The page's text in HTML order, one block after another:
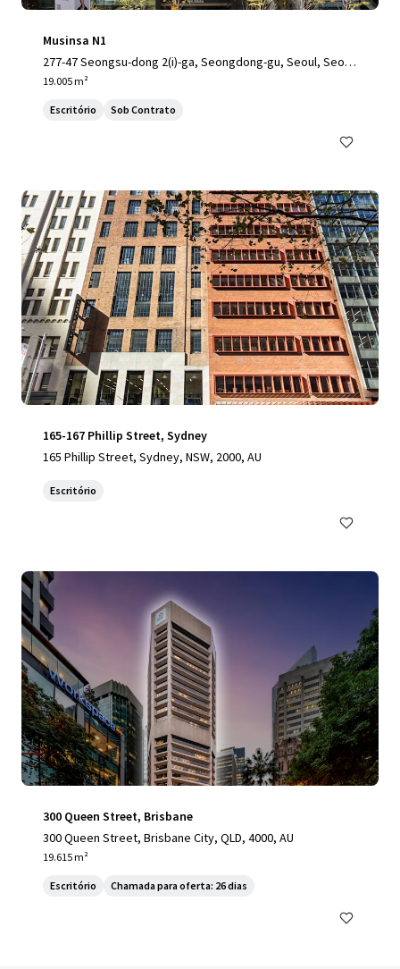
Musinsa N1
277-47 Seongsu-dong 2(i)-ga, Seongdong-gu, Seoul, Seoul,
04797, KR
19.005 m²
Escritório Sob Contrato
165-167 Phillip Street, Sydney
165 Phillip Street, Sydney, NSW, 2000, AU
Escritório
300 Queen Street, Brisbane
300 Queen Street, Brisbane City, QLD, 4000, AU
19.615 m²
Escritório Chamada para oferta: 26 dias